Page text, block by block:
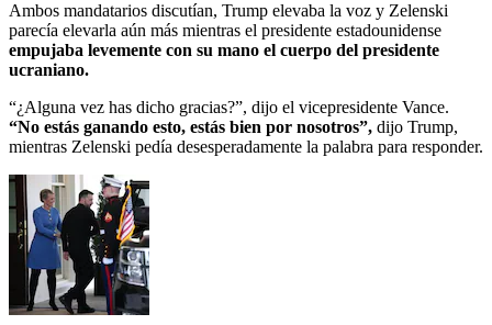
Ambos mandatarios discutían, Trump elevaba la voz y Zelenski
parecía elevarla aún más mientras el presidente estadounidense
empujaba levemente con su mano el cuerpo del presidente
ucraniano.
“¿Alguna vez has dicho gracias?”, dijo el vicepresidente Vance.
“No estás ganando esto, estás bien por nosotros”, dijo Trump,
mientras Zelenski pedía desesperadamente la palabra para responder.